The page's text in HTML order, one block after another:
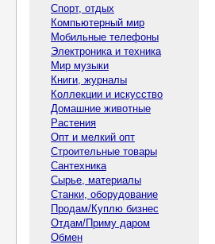
Спорт, отдых
Компьютерный мир
Мобильные телефоны
Электроника и техника
Мир музыки
Книги, журналы
Коллекции и искусство
Домашние животные
Растения
Опт и мелкий опт
Строительные товары
Сантехника
Сырье, материалы
Станки, оборудование
Продам/Куплю бизнес
Отдам/Приму даром
Обмен